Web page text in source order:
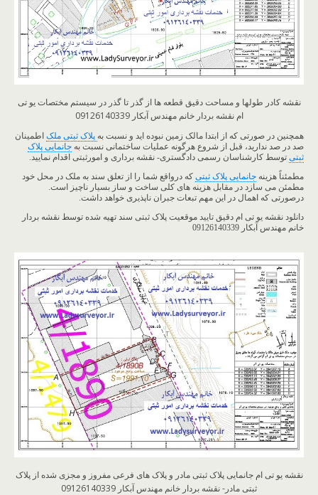
نقشه کادر طولها و مساحت دقیق قطعه ها از گذر تا گذر در سیستم مختصات یو تی
ام نقشه بردار خانم مهندس آبکار 09126140339
همچنین در صورتی که از ابتدا مالک زمین نبوده اید و نسبت به پلاک ثبتی ملک اطمینان
صد در صد ندارید، قبل از شروع هرگونه عملیات ساختمانی نسبت به جانمایی پلاک
ثبتی توسط کارشناسان رسمی دادگستری- نقشه برداری و امورثبتی اقدام نمایید.
مطمئناً هزینه جانمایی پلاک ثبتی که درواقع شما را از تعلق سند به ملک در محل خود
مطمئن می سازد در مقابل هزینه های کلی ساخت و ساز بسیار ناچیز است.
درصورتی که اهمال در این مهم تبعات جبران ناپذیری خواهد داشت.
دانلود نقشه یو تی ام دقیق تایید موقعیت پلاک ثبتی سند تهیه شده توسط نقشه بردار
خانم مهندس آبکار 09126140339
نقشه یو تی ام جانمایی پلاک ثبتی مادر و پلاک های فرعی مفروز و مجزی شده از پلاک
ثبتی مادر- نقشه بردار خانم مهندس آبکار 09126140339